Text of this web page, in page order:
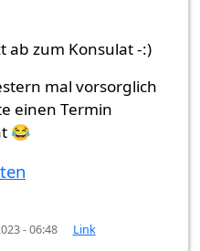
ab zum Konsulat -:)
mal vorsorglich
einen Termin
😂
- 06:48 Link